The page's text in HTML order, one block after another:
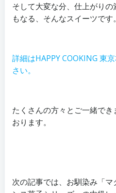
そして大変な分、仕上がり
もなる、そんなスイーツです。
詳細はHAPPY COOKING 東
さい。
たくさんの方々とご一緒で
おります。
次の記事では、お馴染み「